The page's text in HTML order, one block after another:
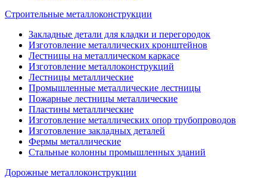
Строительные металлоконструкции
Закладные детали для кладки и перегородок
Изготовление металлических кронштейнов
Лестницы на металлическом каркасе
Изготовление металлоконструкций
Лестницы металлические
Промышленные металлические лестницы
Пожарные лестницы металлические
Пластины металлические
Изготовление металлических опор трубопроводов
Изготовление закладных деталей
Фермы металлические
Стальные колонны промышленных зданий
Дорожные металлоконструкции